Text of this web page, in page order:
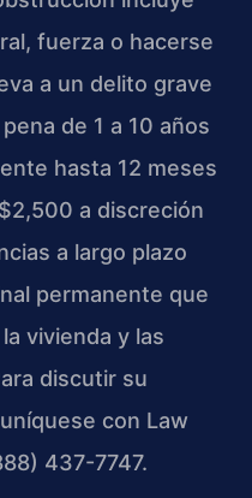
fuerza o hacerse
a un delito grave
de 1 a 10 años
hasta 12 meses
a discreción
a largo plazo
permanente que
vivienda y las
discutir su
con Law
437-7747.